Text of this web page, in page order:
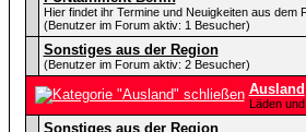
Hier findet ihr Termine und Neuigkeiten aus dem
(Benutzer im Forum aktiv: 1 Besucher)
Sonstiges aus der Region
(Benutzer im Forum aktiv: 2 Besucher)
Ausland
Läden
Sonstiges aus der Region